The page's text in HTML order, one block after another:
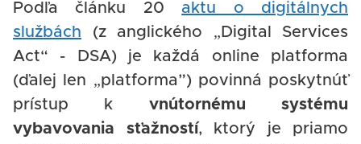
Podľa článku 20 aktu o digitálnych
službách (z anglického „Digital Services
Act“ - DSA) je každá online platforma
(ďalej len „platforma”) povinná poskytnúť
prístup k vnútornému systému
vybavovania sťažností, ktorý je priamo